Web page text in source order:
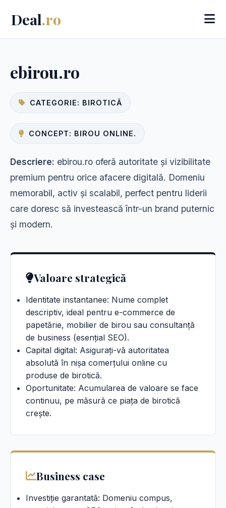
Deal.ro
ebirou.ro
CATEGORIE: BIROTICĂ
CONCEPT: BIROU ONLINE.
Descriere: ebirou.ro oferă autoritate și vizibilitate
premium pentru orice afacere digitală. Domeniu
memorabil, activ și scalabil, perfect pentru liderii
care doresc să investească într-un brand puternic
și modern.
Valoare strategică
Identitate instantanee: Nume complet
descriptiv, ideal pentru e-commerce de
papetărie, mobilier de birou sau consultanță
de business (esențial SEO).
Capital digital: Asigurați-vă autoritatea
absolută în nișa comerțului online cu
produse de birotică.
Oportunitate: Acumularea de valoare se face
continuu, pe măsură ce piața de birotică
crește.
Business case
Investiție garantată: Domeniu compus,